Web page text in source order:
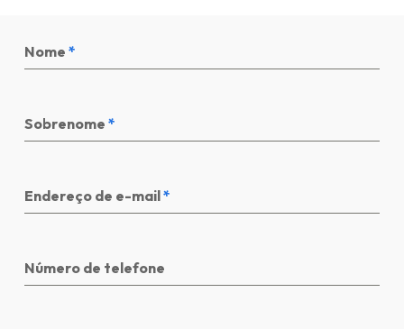
Nome *
Sobrenome *
Endereço de e-mail*
Número de telefone